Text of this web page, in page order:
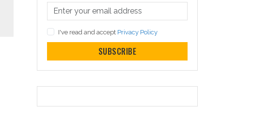
I've read and accept Privacy Policy
SUBSCRIBE